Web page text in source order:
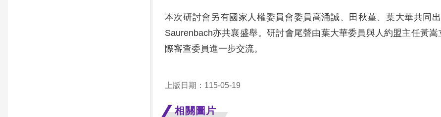
本次研討會另有國家人權委員會委員高涌誠、田秋堇、葉大華共同
Saurenbach亦共襄盛舉。研討會尾聲由葉大華委員與人約盟主任黃
際審查委員進一步交流。
上版日期：115-05-19
相關圖片